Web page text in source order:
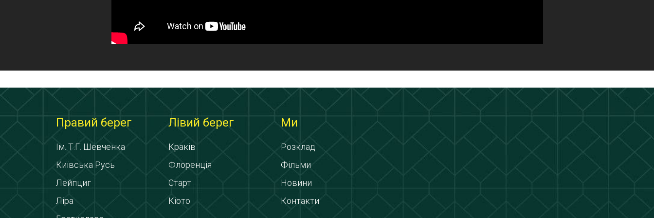
Правий берег
Ім. Т.Г. Шевченка
Київська Русь
Лейпциг
Ліра
Лівий берег
Краків
Флоренція
Старт
Кіото
Ми
Розклад
Фільми
Новини
Контакти